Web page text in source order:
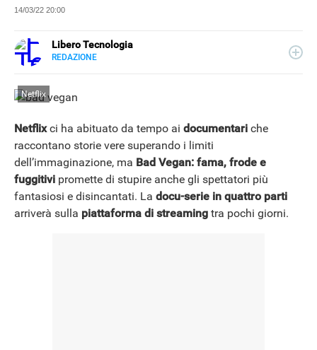
14/03/22 20:00
Libero Tecnologia
REDAZIONE
tutorial, per un pubblico di principianti e di esperti, di
articoli sul mondo Android e Apple, app e social, audio e
video, smartphone e wearable, domotica e gadget.
Netflix
Netflixci ha abituato da tempo ai documentari che
raccontano storie vere superando i limiti
dell’immaginazione, ma Bad Vegan: fama, frode e
fuggitivi promette di stupire anche gli spettatori più
fantasiosi e disincantati. La docu-serie in quattro parti
arriverà sulla piattaforma di streaming tra pochi giorni.